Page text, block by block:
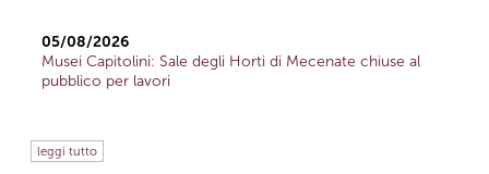
05/08/2026
Musei Capitolini: Sale degli Horti di Mecenate chiuse al
pubblico per lavori
leggi tutto